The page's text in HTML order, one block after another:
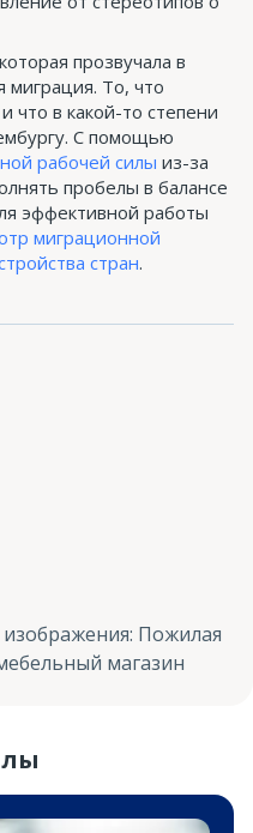
прозвучала в
миграция. То, что
что в какой-то степени
С помощью
рабочей силы из-за
пробелы в балансе
эффективной работы
миграционной
стран.
: Пожилая
магазин